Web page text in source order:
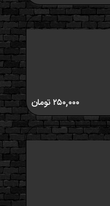
۲۵۰,۰۰۰تومان